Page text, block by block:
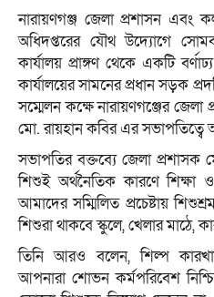
নারায়ণগঞ্জ জেলা প্রশাসন এবং
অধিদপ্তরের যৌথ উদ্যোগে
কার্যালয় প্রাঙ্গণ থেকে একটি
কার্যালয়ের সামনের প্রধান সড়ক
সম্মেলন কক্ষে নারায়ণগঞ্জের জেলা
মো. রায়হান কবির এর
সভাপতির বক্তব্যে জেলা
শিশুই অর্থনৈতিক কারণে শিক্ষা
আমাদের সম্মিলিত প্রচেষ্টায়
শিশুরা থাকবে স্কুলে, খেলার মাঠে,
তিনি আরও বলেন, শিল্প
আপনারা শোভন কর্মপরিবেশ